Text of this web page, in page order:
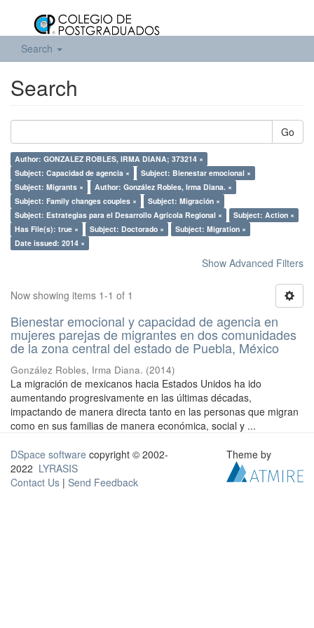
Search
Search
Go
Author: GONZALEZ ROBLES, IRMA DIANA; 373214 ×
Subject: Capacidad de agencia ×
Subject: Bienestar emocional ×
Subject: Migrants ×
Author: González Robles, Irma Diana. ×
Subject: Family changes couples ×
Subject: Migración ×
Subject: Estrategias para el Desarrollo Agrícola Regional ×
Subject: Action ×
Has File(s): true ×
Subject: Doctorado ×
Subject: Migration ×
Date issued: 2014 ×
Show Advanced Filters
Now showing items 1-1 of 1
Bienestar emocional y capacidad de agencia en
mujeres parejas de migrantes en dos comunidades
de la zona central del estado de Puebla, México
González Robles, Irma Diana. (2014)
La migración de mexicanos hacia Estados Unidos ha ido
aumentando progresivamente en las últimas décadas,
impactando de manera directa tanto en las personas que migran
como en sus familias de manera económica, social y ...
DSpace software copyright © 2002-
2022 LYRASIS
Contact Us | Send Feedback
Theme by